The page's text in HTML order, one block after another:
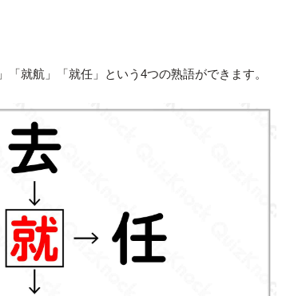
」「就航」「就任」という4つの熟語ができます。